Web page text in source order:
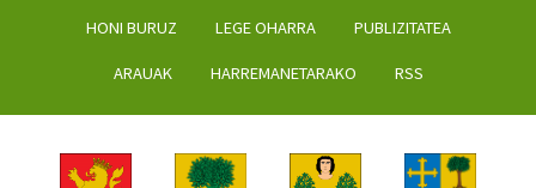
HONI BURUZ LEGE OHARRA PUBLIZITATEA
ARAUAK HARREMANETARAKO RSS